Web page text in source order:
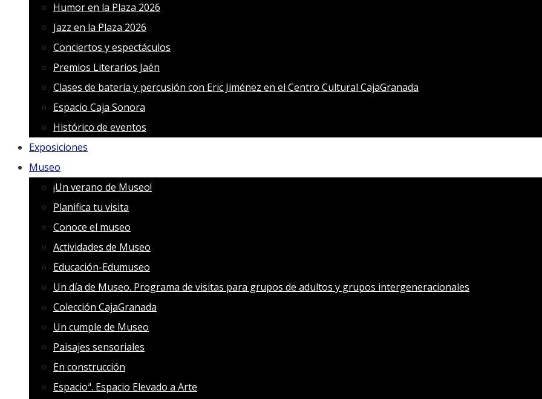
Humor en la Plaza 2026
Jazz en la Plaza 2026
Conciertos y espectáculos
Premios Literarios Jaén
Clases de batería y percusión con Eric Jiménez en el Centro Cultural CajaGranada
Espacio Caja Sonora
Histórico de eventos
Exposiciones
Museo
¡Un verano de Museo!
Planifica tu visita
Conoce el museo
Actividades de Museo
Educación-Edumuseo
Un día de Museo. Programa de visitas para grupos de adultos y grupos intergeneracionales
Colección CajaGranada
Un cumple de Museo
Paisajes sensoriales
En construcción
Espacioª. Espacio Elevado a Arte